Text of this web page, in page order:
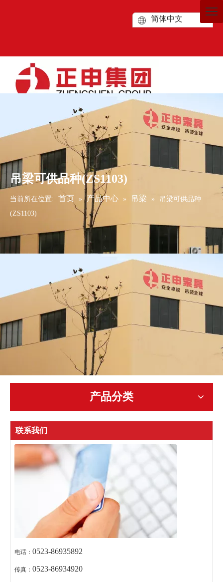
简体中文
吊梁可供品种(ZS1103)
当前所在位置: 首页 » 产品中心 » 吊梁 »
吊梁可供品种
(ZS1103)
产品分类
联系我们
电话： 0523-86935892
传真： 0523-86934920